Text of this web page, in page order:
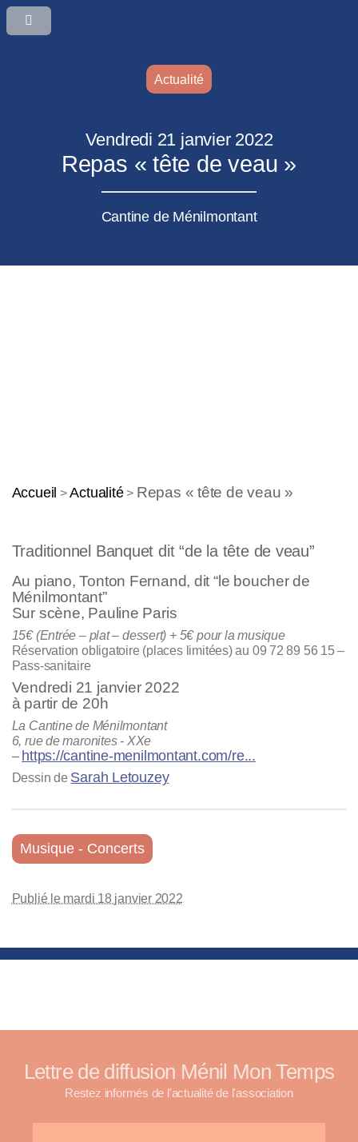
Actualité
Vendredi 21 janvier 2022
Repas « tête de veau »
Cantine de Ménilmontant
Accueil >Actualité> Repas « tête de veau »
Traditionnel Banquet dit “de la tête de veau”
Au piano, Tonton Fernand, dit “le boucher de
Ménilmontant”
Sur scène, Pauline Paris
15€ (Entrée – plat – dessert) + 5€ pour la musique
Réservation obligatoire (places limitées) au 09 72 89 56 15 –
Pass-sanitaire
Vendredi 21 janvier 2022
à partir de 20h
La Cantine de Ménilmontant
6, rue de maronites - XXe
– https://cantine-menilmontant.com/re...
Dessin de Sarah Letouzey
Musique - Concerts
Publié le mardi 18 janvier 2022
Lettre de diffusion Ménil Mon Temps
Restez informés de l'actualité de l'association